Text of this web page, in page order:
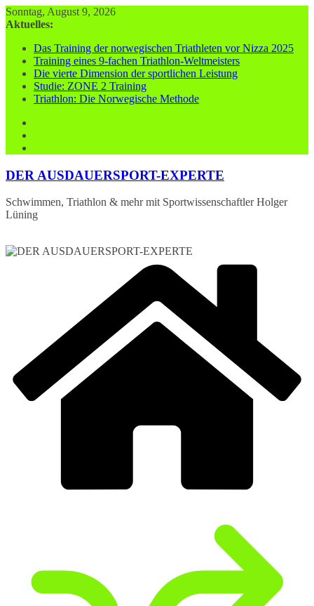
Zum
Inhalt
Sonntag, August 9, 2026
Aktuelles:
Das Training der norwegischen Triathleten vor Nizza 2025
Training eines 9-fachen Triathlon-Weltmeisters
Die vierte Dimension der sportlichen Leistung
Studie: ZONE 2 Training
Triathlon: Die Norwegische Methode
DER AUSDAUERSPORT-EXPERTE
Schwimmen, Triathlon & mehr mit Sportwissenschaftler Holger
Lüning